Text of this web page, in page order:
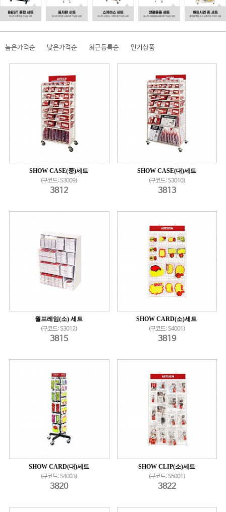
높은가격순 낮은가격순 최근등록순 인기상품
SHOW CASE(중)세트
(구코드: S3009)
3812
SHOW CASE(대)세트
(구코드: S3010)
3813
월프레임(소) 세트
(구코드: S3012)
3815
SHOW CARD(소)세트
(구코드: S4001)
3819
SHOW CARD(대)세트
(구코드: S4003)
3820
SHOW CLIP(소)세트
(구코드: S5001)
3822